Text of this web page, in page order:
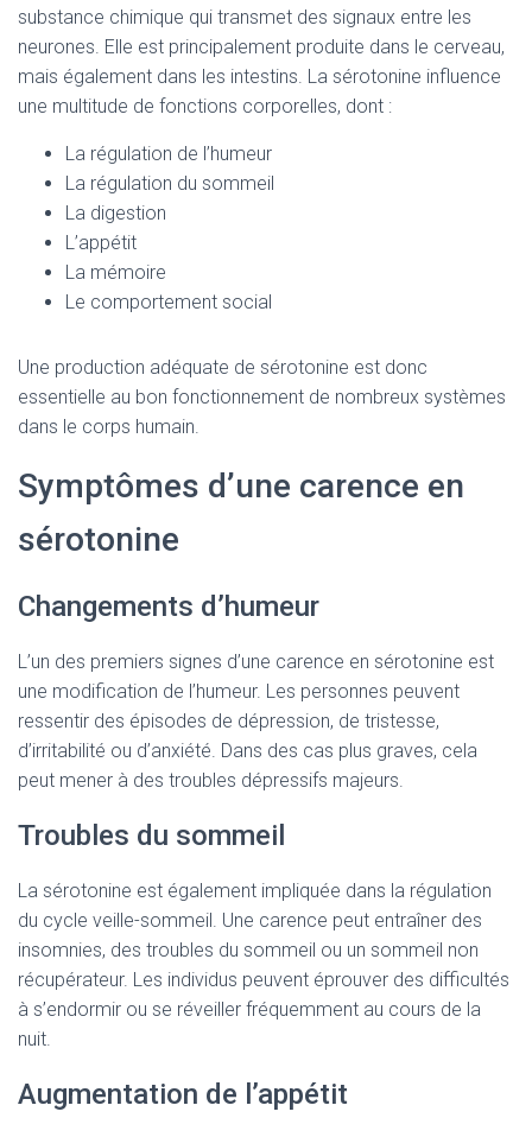
substance chimique qui transmet des signaux entre les
neurones. Elle est principalement produite dans le cerveau,
mais également dans les intestins. La sérotonine influence
une multitude de fonctions corporelles, dont :
La régulation de l’humeur
La régulation du sommeil
La digestion
L’appétit
La mémoire
Le comportement social
Une production adéquate de sérotonine est donc
essentielle au bon fonctionnement de nombreux systèmes
dans le corps humain.
Symptômes d’une carence en
sérotonine
Changements d’humeur
L’un des premiers signes d’une carence en sérotonine est
une modification de l’humeur. Les personnes peuvent
ressentir des épisodes de dépression, de tristesse,
d’irritabilité ou d’anxiété. Dans des cas plus graves, cela
peut mener à des troubles dépressifs majeurs.
Troubles du sommeil
La sérotonine est également impliquée dans la régulation
du cycle veille-sommeil. Une carence peut entraîner des
insomnies, des troubles du sommeil ou un sommeil non
récupérateur. Les individus peuvent éprouver des difficultés
à s’endormir ou se réveiller fréquemment au cours de la
nuit.
Augmentation de l’appétit